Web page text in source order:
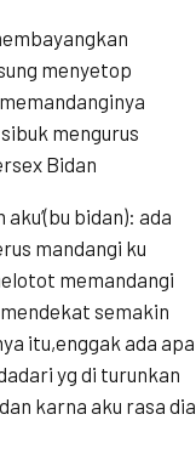
menyetop
mengurus
Bidan
bidan): ada
mandangi ku
memandangi
semakin
itu,enggak ada apa
yg di turunkan
karna aku rasa dia